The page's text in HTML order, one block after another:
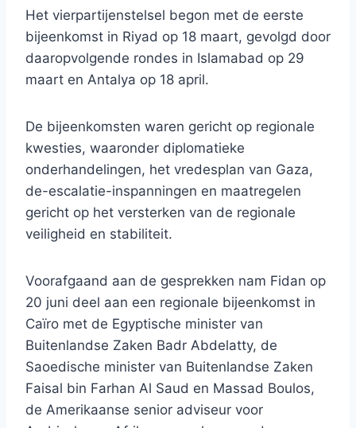
Het vierpartijenstelsel begon met de eerste
bijeenkomst in Riyad op 18 maart, gevolgd door
daaropvolgende rondes in Islamabad op 29
maart en Antalya op 18 april.
De bijeenkomsten waren gericht op regionale
kwesties, waaronder diplomatieke
onderhandelingen, het vredesplan van Gaza,
de-escalatie-inspanningen en maatregelen
gericht op het versterken van de regionale
veiligheid en stabiliteit.
Voorafgaand aan de gesprekken nam Fidan op
20 juni deel aan een regionale bijeenkomst in
Caïro met de Egyptische minister van
Buitenlandse Zaken Badr Abdelatty, de
Saoedische minister van Buitenlandse Zaken
Faisal bin Farhan Al Saud en Massad Boulos,
de Amerikaanse senior adviseur voor